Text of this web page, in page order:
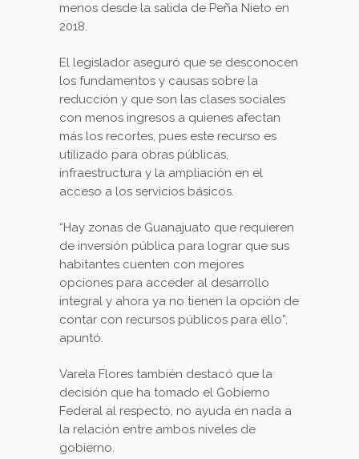
menos desde la salida de Peña Nieto en
2018.
El legislador aseguró que se desconocen
los fundamentos y causas sobre la
reducción y que son las clases sociales
con menos ingresos a quienes afectan
más los recortes, pues este recurso es
utilizado para obras públicas,
infraestructura y la ampliación en el
acceso a los servicios básicos.
“Hay zonas de Guanajuato que requieren
de inversión pública para lograr que sus
habitantes cuenten con mejores
opciones para acceder al desarrollo
integral y ahora ya no tienen la opción de
contar con recursos públicos para ello”,
apuntó.
Varela Flores también destacó que la
decisión que ha tomado el Gobierno
Federal al respecto, no ayuda en nada a
la relación entre ambos niveles de
gobierno.